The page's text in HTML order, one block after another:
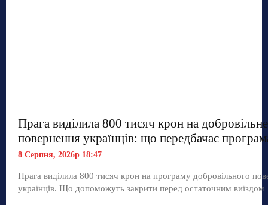
Прага виділила 800 тисяч крон на добровільне
повернення українців: що передбачає
8 Серпня, 2026р 18:47
Прага виділила 800 тисяч крон на програму добровільного
українців. Що допоможуть закрити перед остаточним виїздом